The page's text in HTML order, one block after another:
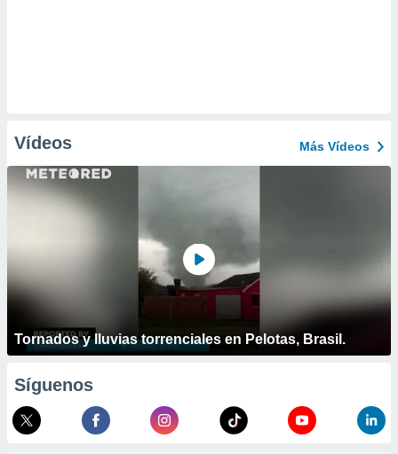
Vídeos Más Vídeos
Tornados y lluvias torrenciales en Pelotas, Brasil.
Síguenos